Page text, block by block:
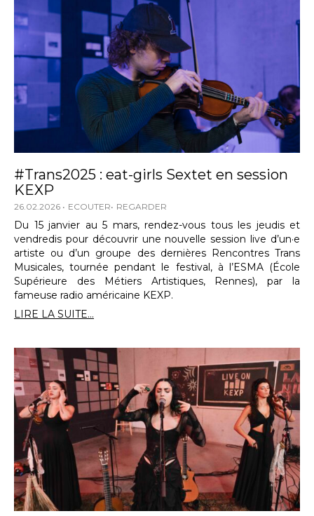
#Trans2025 : eat-girls Sextet en session
KEXP
26.02.2026 ECOUTER REGARDER
Du 15 janvier au 5 mars, rendez-vous tous les jeudis et
vendredis pour découvrir une nouvelle session live d’un·e
artiste ou d’un groupe des dernières Rencontres Trans
Musicales, tournée pendant le festival, à l’ESMA (École
Supérieure des Métiers Artistiques, Rennes), par la
fameuse radio américaine KEXP.
LIRE LA SUITE...